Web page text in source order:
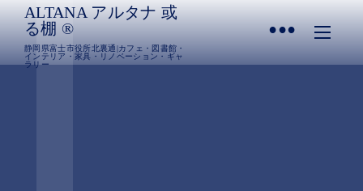
ALTANA アルタナ 或
る棚 ®︎
静岡県富士市役所北裏通|カフェ・図書館・
インテリア・家具・リノベーション・ギャ
ラリー
•